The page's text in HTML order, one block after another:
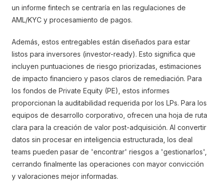
un informe fintech se centraría en las regulaciones de
AML/KYC y procesamiento de pagos.
Además, estos entregables están diseñados para estar
listos para inversores (investor-ready). Esto significa que
incluyen puntuaciones de riesgo priorizadas, estimaciones
de impacto financiero y pasos claros de remediación. Para
los fondos de Private Equity (PE), estos informes
proporcionan la auditabilidad requerida por los LPs. Para los
equipos de desarrollo corporativo, ofrecen una hoja de ruta
clara para la creación de valor post-adquisición. Al convertir
datos sin procesar en inteligencia estructurada, los deal
teams pueden pasar de 'encontrar' riesgos a 'gestionarlos',
cerrando finalmente las operaciones con mayor convicción
y valoraciones mejor informadas.